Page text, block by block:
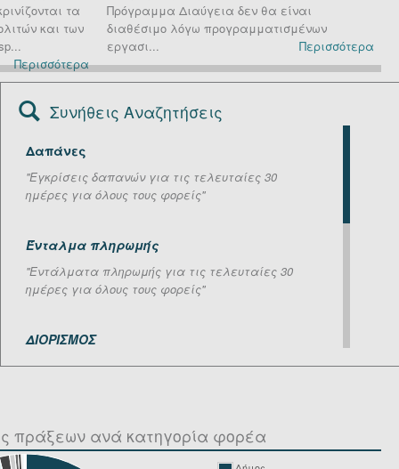
τα
και των
Περισσότερα
Πρόγραμμα Διαύγεια δεν θα είναι
διαθέσιμο λόγω προγραμματισμένων
εργασι...
Περισσότερα
Συνήθεις Αναζητήσεις
Δαπάνες
''Εγκρίσεις δαπανών για τις τελευταίες 30
ημέρες για όλους τους φορείς''
Ένταλμα πληρωμής
''Εντάλματα πληρωμής για τις τελευταίες 30
ημέρες για όλους τους φορείς''
ΔΙΟΡΙΣΜΟΣ
''Πράξεις σχετικά με διορισμούς για τις
ΕΓΚΥΚΛΙΟΣ, ΝΟΜΟΣ
''Πράξεις σχετικές με εγκυκλίους και νόμους για
πράξεων ανά κατηγορία φορέα